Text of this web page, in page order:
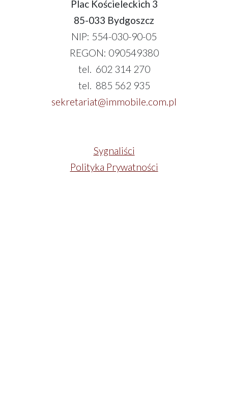
Plac Kościeleckich 3
85-033 Bydgoszcz
NIP: 554-030-90-05
REGON: 090549380
tel. 602 314 270
tel. 885 562 935
sekretariat@immobile.com.pl
Sygnaliści
Polityka Prywatności